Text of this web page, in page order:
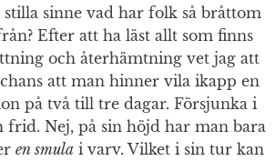
sinne vad har folk så bråttom
Efter att ha läst allt som finns
och återhämtning vet jag att
att man hinner vila ikapp en
på två till tre dagar. Försjunka i
Nej, på sin höjd har man bara
en smula i varv. Vilket i sin tur kan